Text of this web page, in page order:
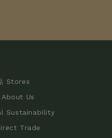
Stores
About Us
Sustainability
Trade